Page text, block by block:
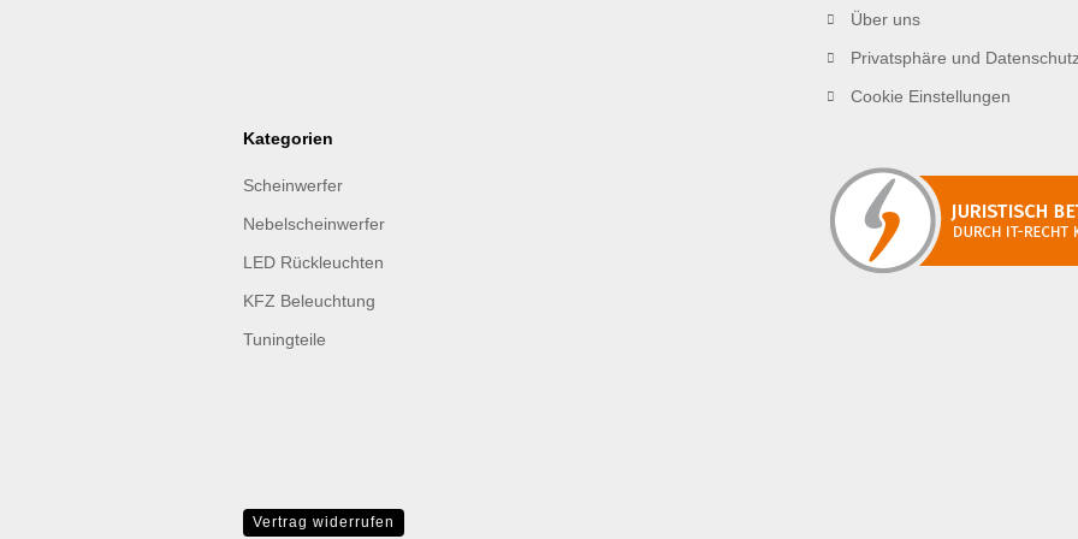
Über uns
Privatsphäre und
Cookie Einstellungen
Kategorien
Scheinwerfer
Nebelscheinwerfer
LED Rückleuchten
KFZ Beleuchtung
Tuningteile
Vertrag widerrufen